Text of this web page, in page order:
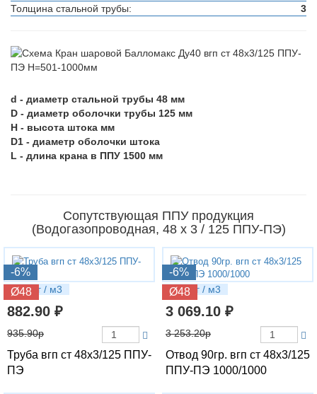
Толщина стальной трубы:
3
d - диаметр стальной трубы 48 мм
D - диаметр оболочки трубы 125 мм
H - высота штока мм
D1 - диаметр оболочки штока
L - длина крана в ППУ 1500 мм
Сопутствующая ППУ продукция
(Водогазопроводная, 48 х 3 / 125 ППУ-ПЭ)
-6%
Ø48
5.26 кг / м3
882.90 ₽
935.90р
Труба вгп ст 48х3/125 ППУ-
ПЭ
-6%
Ø48
10.5 кг / м3
3 069.10 ₽
3 253.20р
Отвод 90гр. вгп ст 48х3/125
ППУ-ПЭ 1000/1000